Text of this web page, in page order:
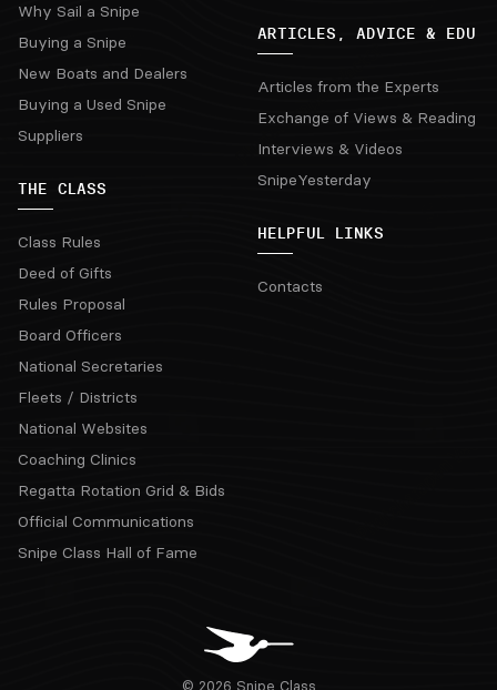
Why Sail a Snipe
Buying a Snipe
New Boats and Dealers
Buying a Used Snipe
Suppliers
THE CLASS
Class Rules
Deed of Gifts
Rules Proposal
Board Officers
National Secretaries
Fleets / Districts
National Websites
Coaching Clinics
Regatta Rotation Grid & Bids
Official Communications
Snipe Class Hall of Fame
ARTICLES, ADVICE & EDU
Articles from the Experts
Exchange of Views & Reading
Interviews & Videos
SnipeYesterday
HELPFUL LINKS
Contacts
© 2026 Snipe Class